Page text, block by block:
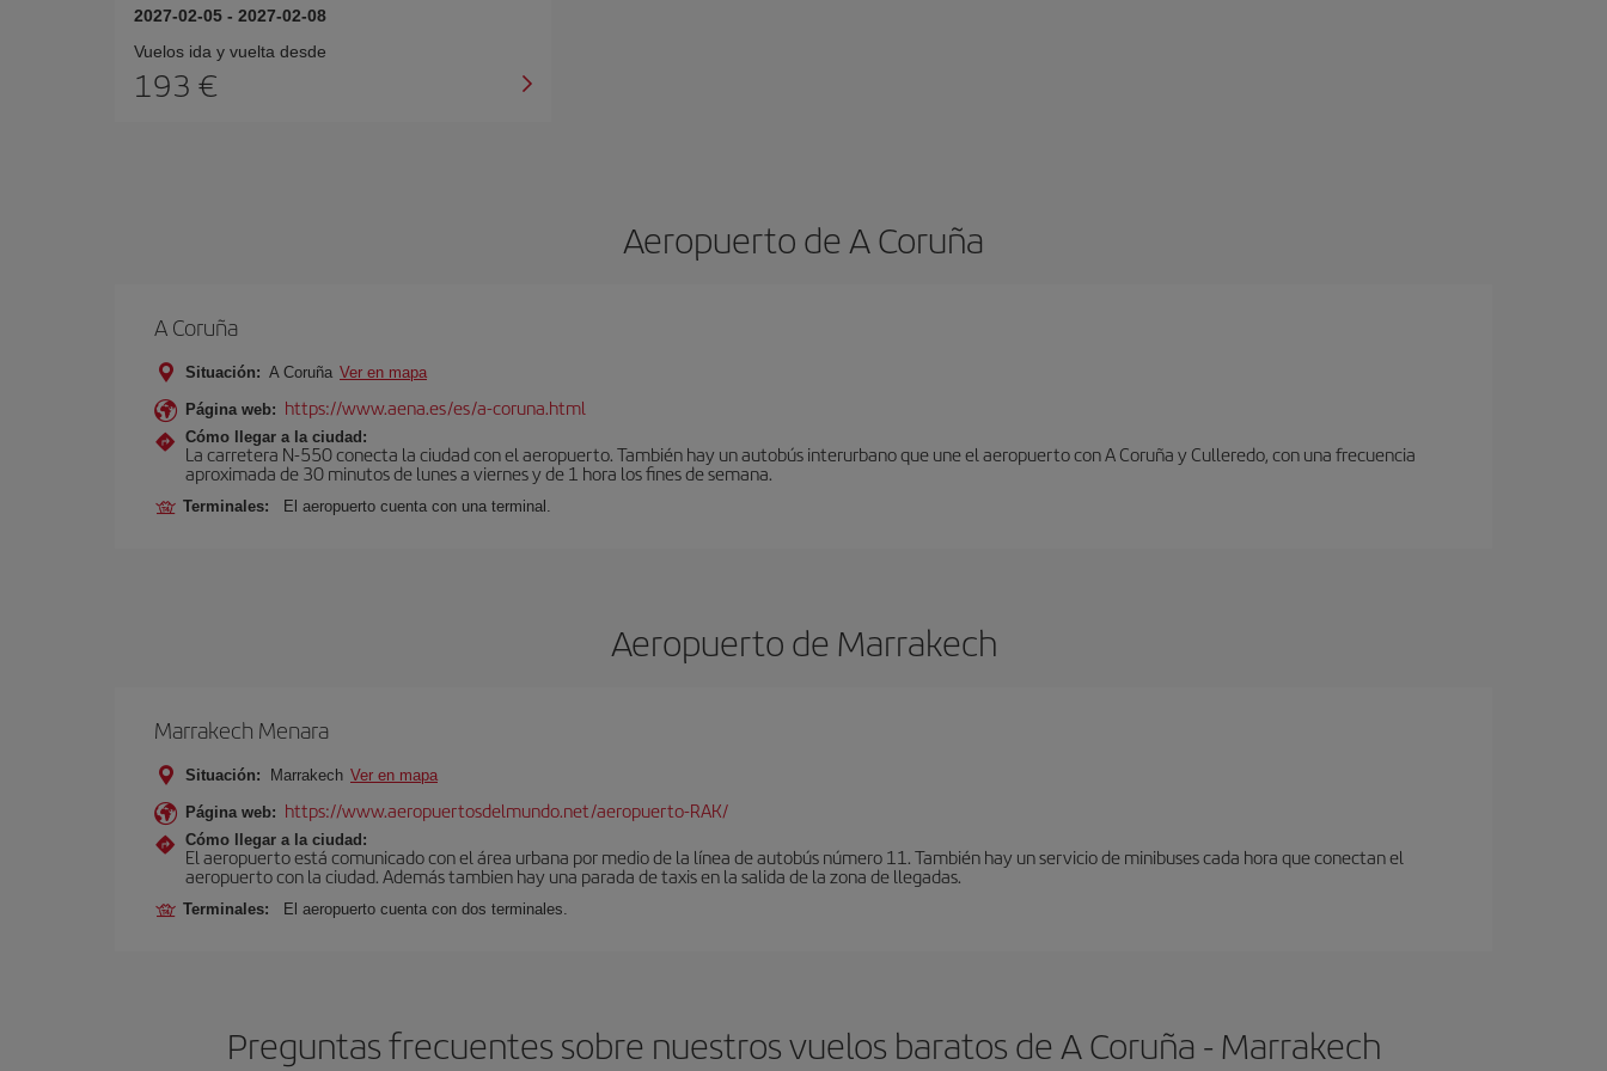
2027-02-05 - 2027-02-08
Vuelos ida y vuelta desde
193 €
Aeropuerto de A Coruña
A Coruña
Situación: A Coruña Ver en mapa
Página web: https://www.aena.es/es/a-coruna.html
Cómo llegar a la ciudad:
La carretera N-550 conecta la ciudad con el aeropuerto. También hay un autobús interurbano que une el aeropuerto con A Coruña y Culleredo, con una frecuencia
aproximada de 30 minutos de lunes a viernes y de 1 hora los fines de semana.
Terminales: El aeropuerto cuenta con una terminal.
Aeropuerto de Marrakech
Marrakech Menara
Situación: Marrakech Ver en mapa
Página web: https://www.aeropuertosdelmundo.net/aeropuerto-RAK/
Cómo llegar a la ciudad:
El aeropuerto está comunicado con el área urbana por medio de la línea de autobús número 11. También hay un servicio de minibuses cada hora que conectan el
aeropuerto con la ciudad. Además tambien hay una parada de taxis en la salida de la zona de llegadas.
Terminales: El aeropuerto cuenta con dos terminales.
Preguntas frecuentes sobre nuestros vuelos baratos de A Coruña - Marrakech